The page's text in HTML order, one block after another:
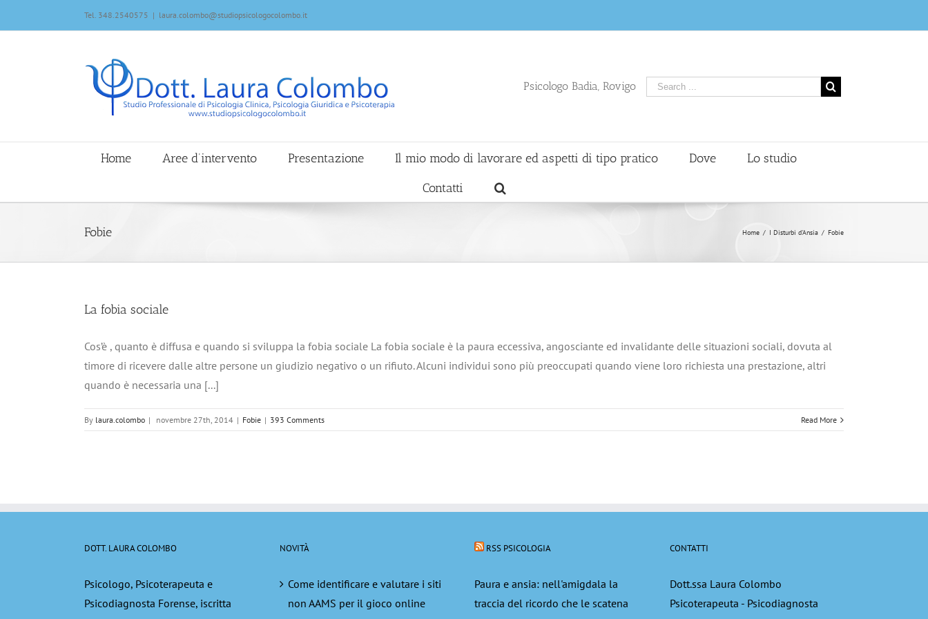
Tel. 348.2540575 | laura.colombo@studiopsicologocolombo.it
Psicologo Badia, Rovigo
Home Aree d’intervento Presentazione Il mio modo di lavorare ed aspetti di tipo pratico Dove
Lo studio
Contatti
Fobie Home / I Disturbi d'Ansia / Fobie
La fobia sociale
Cos’è , quanto è diffusa e quando si sviluppa la fobia sociale La fobia sociale è la paura eccessiva, angosciante ed invalidante delle situazioni sociali, dovuta al
timore di ricevere dalle altre persone un giudizio negativo o un rifiuto. Alcuni individui sono più preoccupati quando viene loro richiesta una prestazione, altri
quando è necessaria una [...]
By laura.colombo | novembre 27th, 2014 | Fobie | 393 Comments Read More
DOTT. LAURA COLOMBO
Psicologo, Psicoterapeuta e
Psicodiagnosta Forense, iscritta
NOVITÀ
Come identificare e valutare i siti
non AAMS per il gioco online
RSS PSICOLOGIA
Paura e ansia: nell'amigdala la
traccia del ricordo che le scatena
CONTATTI
Dott.ssa Laura Colombo
Psicoterapeuta - Psicodiagnosta